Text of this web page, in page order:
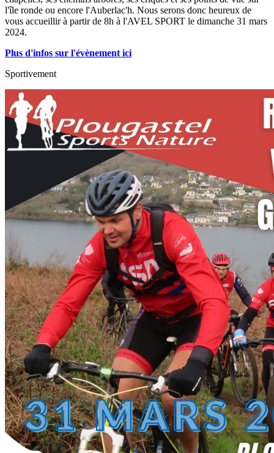
l'île ronde ou encore l'Auberlac'h. Nous serons donc heureux de
vous accueillir à partir de 8h à l'AVEL SPORT le dimanche 31 mars
2024.
Plus d'infos sur l'évènement ici
Sportivement